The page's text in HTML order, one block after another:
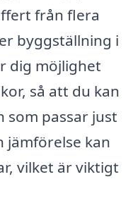
från flera
byggställning i
dig möjlighet
så att du kan
som passar just
jämförelse kan
vilket är viktigt